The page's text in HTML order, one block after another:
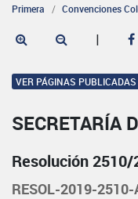
Primera Convenciones
|
VER PÁGINAS PUBLICADAS
SECRETARÍA
Resolución 2510/
RESOL-2019-